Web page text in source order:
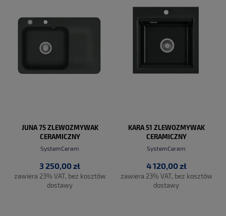
JUNA 75 ZLEWOZMYWAK
CERAMICZNY
SystemCeram
3 250,00 zł
zawiera 23% VAT, bez kosztów
dostawy
KARA 51 ZLEWOZMYWAK
CERAMICZNY
SystemCeram
4 120,00 zł
zawiera 23% VAT, bez kosztów
dostawy